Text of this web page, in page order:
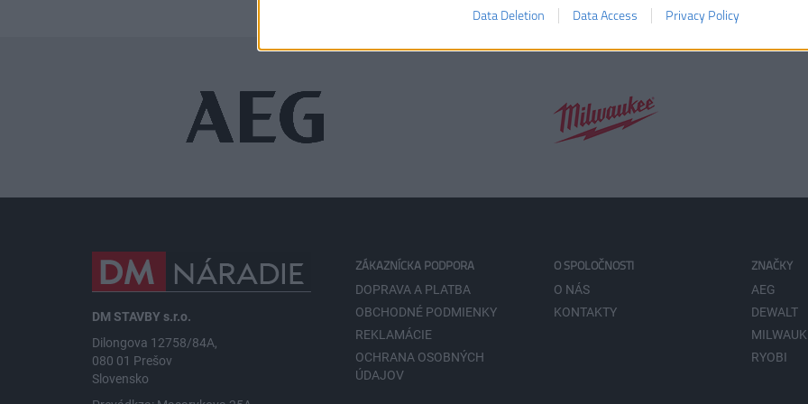
Data Deletion Data Access Privacy Policy
DM STAVBY s.r.o.
Dilongova 12758/84A,
080 01 Prešov
Slovensko
ZÁKAZNÍCKA PODPORA
DOPRAVA A PLATBA
OBCHODNÉ PODMIENKY
REKLAMÁCIE
OCHRANA OSOBNÝCH
ÚDAJOV
O SPOLOČNOSTI
O NÁS
KONTAKTY
ZNAČKY
AEG
DEWALT
RYOBI